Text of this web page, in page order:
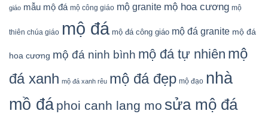
giáo mẫu mộ đá mộ công giáo mộ granite mộ hoa cương mộ
thiên chúa giáo mộ đá mộ đá công giáo mộ đá granite mộ đá
hoa cương mộ đá ninh bình mộ đá tự nhiên mộ
đá xanh mộ đá xanh rêu mộ đá đẹp mộ đạo nhà
mồ đá phoi canh lang mo sửa mộ đá